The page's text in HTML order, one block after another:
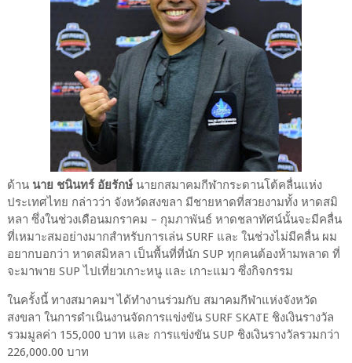
ด้าน นาย ชนินทร์ อัยรักษ์นายกสมาคมกีฬากระดานโต้คลื่นแห่ง
ประเทศไทย กล่าวว่า จังหวัดสงขลา มีชายหาดที่สวยงามทั้ง หาดสมิ
หลา ซึ่งในช่วงเดือนมกราคม – กุมภาพันธ์ หาดชลาทัศน์นั้นจะมีคลื่น
ที่เหมาะสมอย่างมากสำหรับการเล่น SURF และ ในช่วงไม่มีคลื่น ผม
อยากบอกว่า หาดสมิหลา เป็นพื้นที่ที่นัก SUP ทุกคนต้องห้ามพลาด ที่
จะมาพาย SUP ไปเที่ยวเกาะหนู และ เกาะแมว ซึ่งกิจกรรม
ในครั้งนี้ ทางสมาคมฯ ได้ทำงานร่วมกับ สมาคมกีฬาแห่งจังหวัด
สงขลา ในการดำเนินงานจัดการแข่งขัน SURF SKATE ชิงเงินรางวัล
รวมมูลค่า 155,000 บาท และ การแข่งขัน SUP ชิงเงินรางวัลรวมกว่า
226,000.00 บาท